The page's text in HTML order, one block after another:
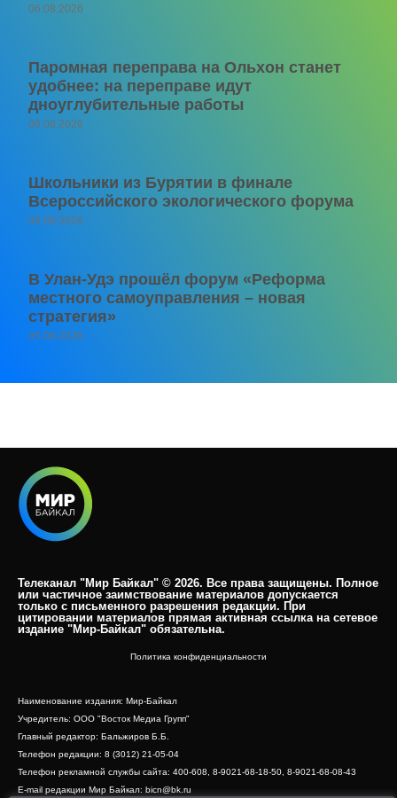
06.08.2026
Паромная переправа на Ольхон станет
удобнее: на переправе идут
дноуглубительные работы
06.08.2026
Школьники из Бурятии в финале
Всероссийского экологического форума
06.08.2026
В Улан-Удэ прошёл форум «Реформа
местного самоуправления – новая
стратегия»
05.08.2026
Телеканал "Мир Байкал" © 2026. Все права защищены. Полное
или частичное заимствование материалов допускается
только с письменного разрешения редакции. При
цитировании материалов прямая активная ссылка на сетевое
издание "Мир-Байкал" обязательна.​
Политика конфиденциальности
Наименование издания: Мир-Байкал
Учредитель: ООО "Восток Медиа Групп"
Главный редактор: Бальжиров Б.Б.
Телефон редакции: 8 (3012) 21-05-04
Телефон рекламной службы сайта: 400-608, 8-9021-68-18-50, 8-9021-68-08-43
E-mail редакции Мир Байкал: bicn@bk.ru